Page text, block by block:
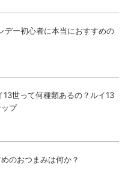
デー初心者に本当におすすめの
13世って何種類あるの？ルイ13
プ
のおつまみは何か？